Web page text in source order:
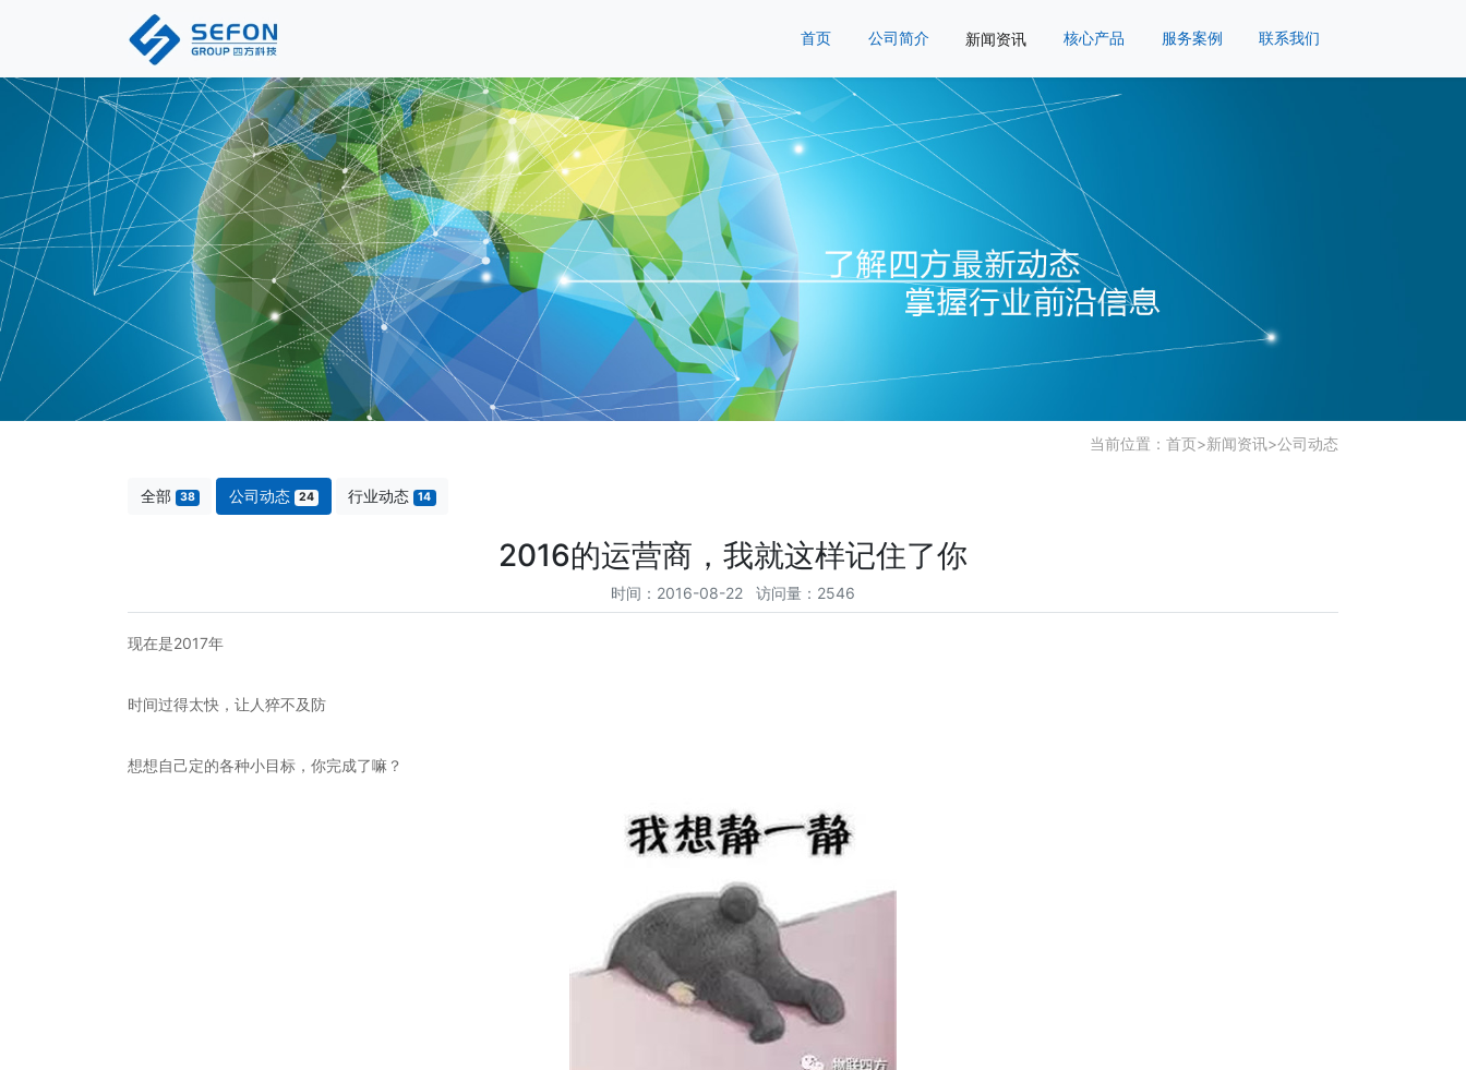
首页 公司简介 新闻资讯 核心产品 服务案例 联系我们
当前位置： 首页>新闻资讯>公司动态
全部 38 公司动态 24 行业动态 14
2016的运营商，我就这样记住了你
时间：2016-08-22 访问量：2546
现在是2017年
时间过得太快，让人猝不及防
想想自己定的各种小目标，你完成了嘛？